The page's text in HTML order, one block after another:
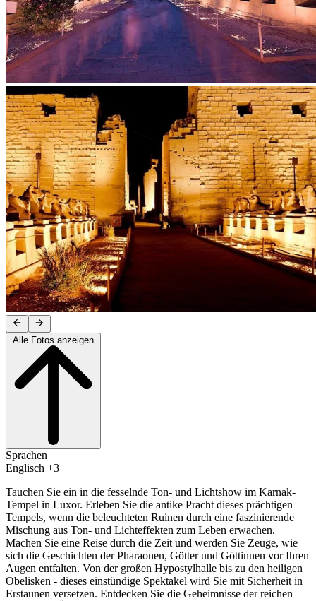
Sprachen
Englisch +3
Tauchen Sie ein in die fesselnde Ton- und Lichtshow im Karnak-
Tempel in Luxor. Erleben Sie die antike Pracht dieses prächtigen
Tempels, wenn die beleuchteten Ruinen durch eine faszinierende
Mischung aus Ton- und Lichteffekten zum Leben erwachen.
Machen Sie eine Reise durch die Zeit und werden Sie Zeuge, wie
sich die Geschichten der Pharaonen, Götter und Göttinnen vor Ihren
Augen entfalten. Von der großen Hypostylhalle bis zu den heiligen
Obelisken - dieses einstündige Spektakel wird Sie mit Sicherheit in
Erstaunen versetzen. Entdecken Sie die Geheimnisse der reichen